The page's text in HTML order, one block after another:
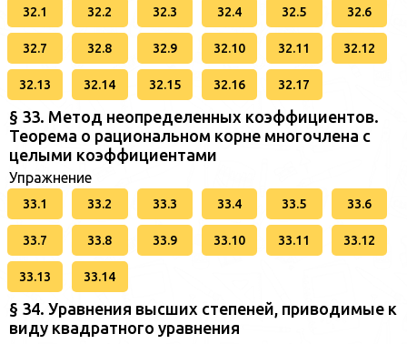
32.1 32.2 32.3 32.4 32.5 32.6
32.7 32.8 32.9 32.10 32.11 32.12
32.13 32.14 32.15 32.16 32.17
§ 33. Метод неопределенных коэффициентов.
Теорема о рациональном корне многочлена с
целыми коэффициентами
Упражнение
33.1 33.2 33.3 33.4 33.5 33.6
33.7 33.8 33.9 33.10 33.11 33.12
33.13 33.14
§ 34. Уравнения высших степеней, приводимые к
виду квадратного уравнения